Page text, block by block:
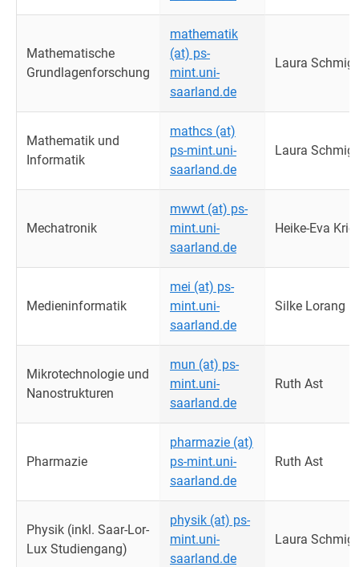
Mathematische
Grundlagenforschung
mathematik
(at) ps-
mint.uni-
saarland.de
Laura
Mathematik und
Informatik
mathcs (at)
ps-mint.uni-
saarland.de
Laura
Mechatronik
mwwt (at) ps-
mint.uni-
saarland.de
Heike-Eva
Medieninformatik
mei (at) ps-
mint.uni-
saarland.de
Silke Lorang
Mikrotechnologie und
Nanostrukturen
mun (at) ps-
mint.uni-
saarland.de
Ruth Ast
Pharmazie
pharmazie (at)
ps-mint.uni-
saarland.de
Ruth Ast
Physik (inkl. Saar-Lor-
Lux Studiengang)
physik (at) ps-
mint.uni-
saarland.de
Laura